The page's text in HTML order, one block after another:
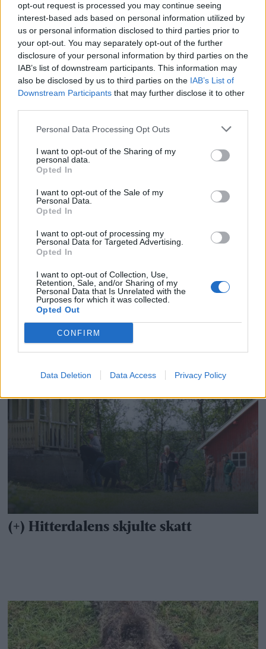
opt-out request is processed you may continue seeing
interest-based ads based on personal information utilized by
us or personal information disclosed to third parties prior to
your opt-out. You may separately opt-out of the further
disclosure of your personal information by third parties on the
IAB’s list of downstream participants. This information may
also be disclosed by us to third parties on the IAB’s List of
Downstream Participants that may further disclose it to other
Personal Data Processing Opt Outs
I want to opt-out of the Sharing of my
personal data.
Opted In
I want to opt-out of the Sale of my
Personal Data.
Opted In
I want to opt-out of processing my
Personal Data for Targeted Advertising.
Opted In
I want to opt-out of Collection, Use,
Retention, Sale, and/or Sharing of my
Personal Data that Is Unrelated with the
Purposes for which it was collected.
Opted Out
CONFIRM
Data Deletion Data Access Privacy Policy